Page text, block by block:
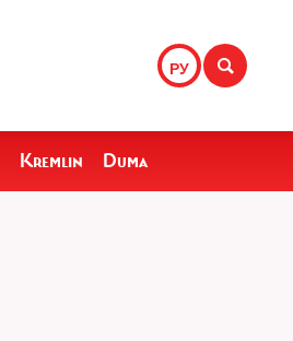
РУ
Kremlin Duma